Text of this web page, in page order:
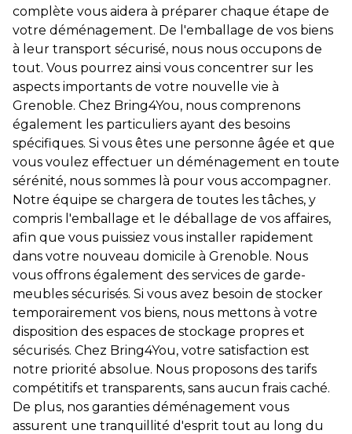
complète vous aidera à préparer chaque étape de
votre déménagement. De l'emballage de vos biens
à leur transport sécurisé, nous nous occupons de
tout. Vous pourrez ainsi vous concentrer sur les
aspects importants de votre nouvelle vie à
Grenoble. Chez Bring4You, nous comprenons
également les particuliers ayant des besoins
spécifiques. Si vous êtes une personne âgée et que
vous voulez effectuer un déménagement en toute
sérénité, nous sommes là pour vous accompagner.
Notre équipe se chargera de toutes les tâches, y
compris l'emballage et le déballage de vos affaires,
afin que vous puissiez vous installer rapidement
dans votre nouveau domicile à Grenoble. Nous
vous offrons également des services de garde-
meubles sécurisés. Si vous avez besoin de stocker
temporairement vos biens, nous mettons à votre
disposition des espaces de stockage propres et
sécurisés. Chez Bring4You, votre satisfaction est
notre priorité absolue. Nous proposons des tarifs
compétitifs et transparents, sans aucun frais caché.
De plus, nos garanties déménagement vous
assurent une tranquillité d'esprit tout au long du